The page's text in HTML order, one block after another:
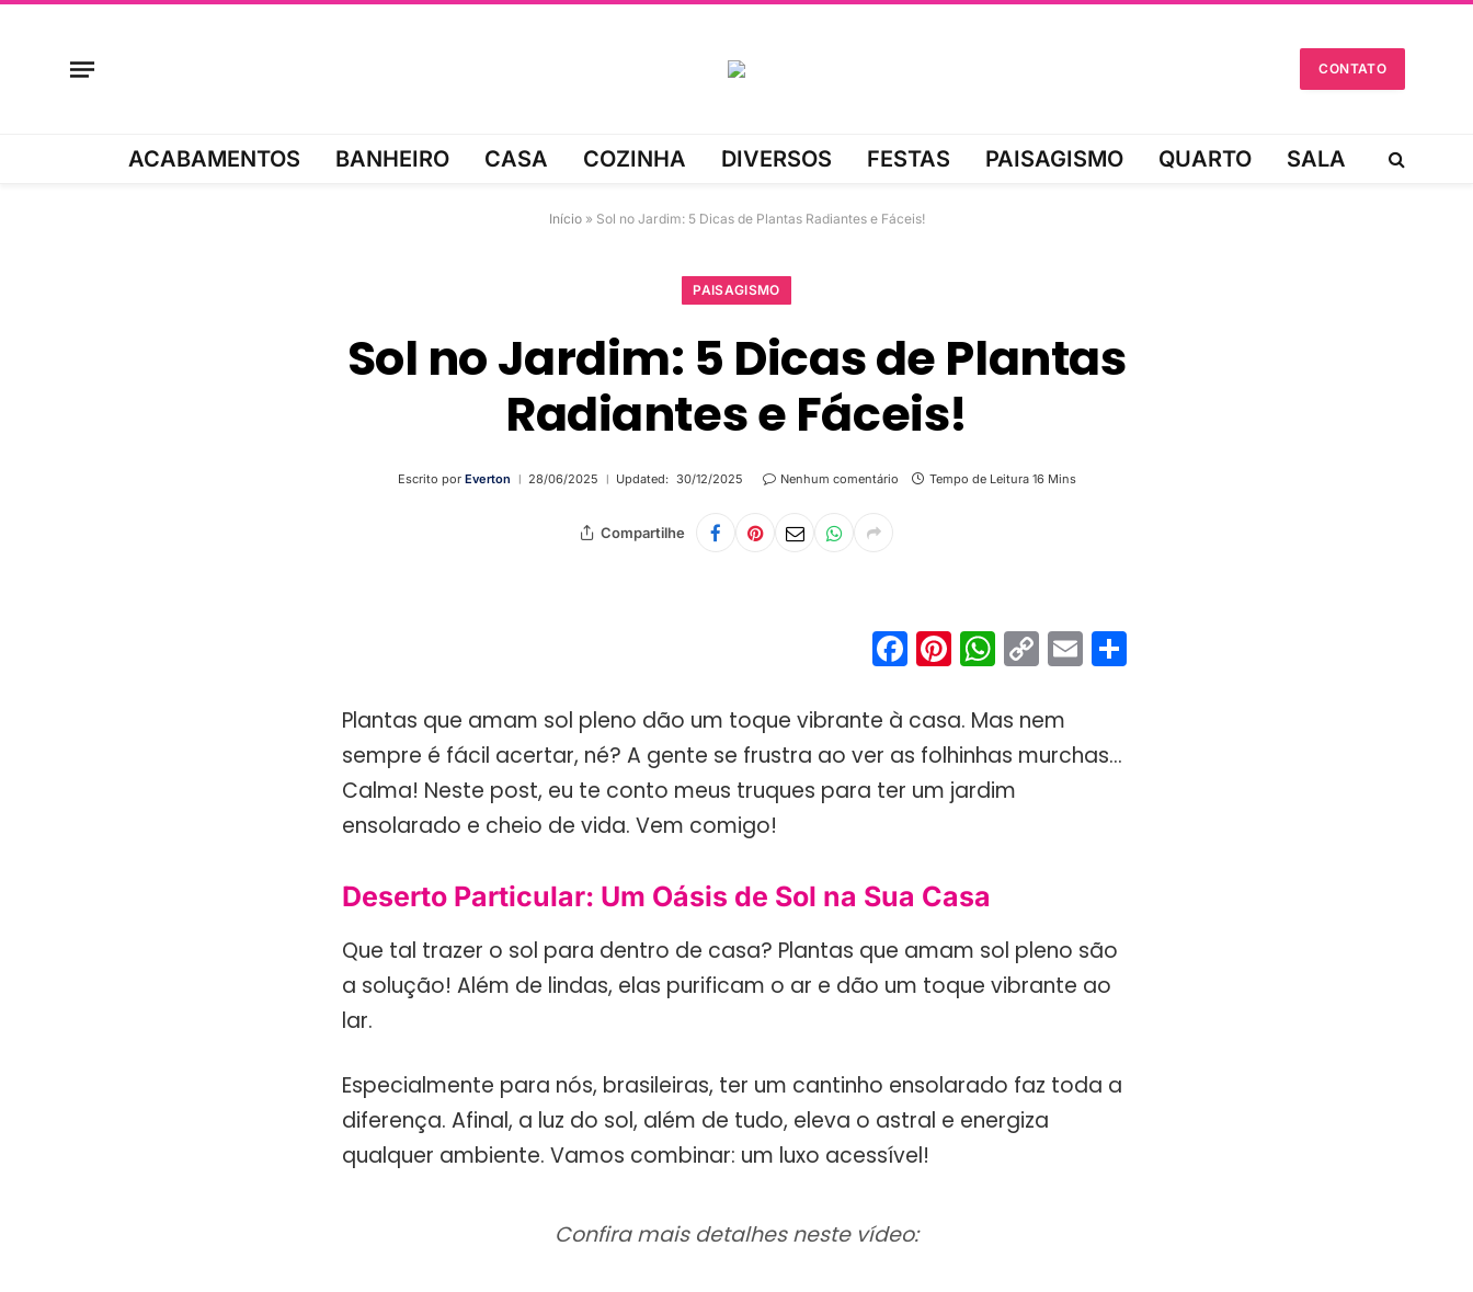
CONTATO
ACABAMENTOS BANHEIRO CASA COZINHA DIVERSOS FESTAS PAISAGISMO QUARTO SALA
Início» Sol no Jardim: 5 Dicas de Plantas Radiantes e Fáceis!
PAISAGISMO
Sol no Jardim: 5 Dicas de Plantas
Radiantes e Fáceis!
Escrito por Everton 28/06/2025 Updated: 30/12/2025 Nenhum comentário Tempo de Leitura 16 Mins
Compartilhe
Facebook
Pinterest
WhatsApp
Copy
Link
Email
Plantas que amam sol pleno dão um toque vibrante à casa. Mas nem
sempre é fácil acertar, né? A gente se frustra ao ver as folhinhas murchas…
Calma! Neste post, eu te conto meus truques para ter um jardim
ensolarado e cheio de vida. Vem comigo!
Deserto Particular: Um Oásis de Sol na Sua Casa
Que tal trazer o sol para dentro de casa? Plantas que amam sol pleno são
a solução! Além de lindas, elas purificam o ar e dão um toque vibrante ao
lar.
Especialmente para nós, brasileiras, ter um cantinho ensolarado faz toda a
diferença. Afinal, a luz do sol, além de tudo, eleva o astral e energiza
qualquer ambiente. Vamos combinar: um luxo acessível!
Confira mais detalhes neste vídeo: